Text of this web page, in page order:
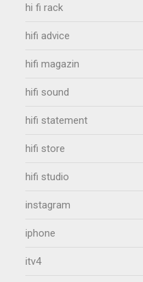
hi fi rack
hifi advice
hifi magazin
hifi sound
hifi statement
hifi store
hifi studio
instagram
iphone
itv4